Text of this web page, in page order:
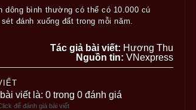
dông bình thường có thể có 10.000 cú
đánh xuống đất trong mỗi năm.
Tác giả bài viết: Hương Thu
Nguồn tin: VNexpress
viết là: 0 trong 0 đánh giá
để đánh giá bài viết